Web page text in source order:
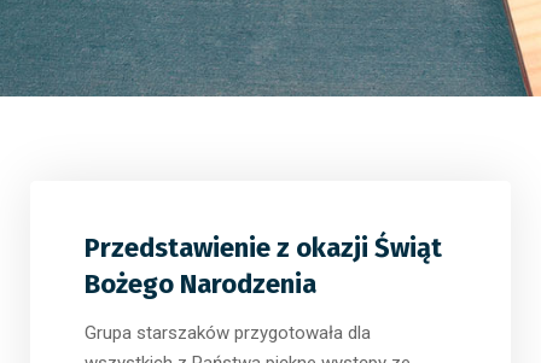
Przedstawienie z okazji Świąt
Bożego Narodzenia
Grupa starszaków przygotowała dla